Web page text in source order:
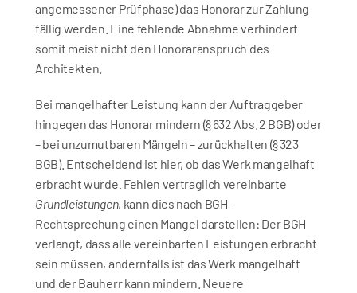
angemessener Prüfphase) das Honorar zur Zahlung
fällig werden. Eine fehlende Abnahme verhindert
somit meist nicht den Honoraranspruch des
Architekten.
Bei mangelhafter Leistung kann der Auftraggeber
hingegen das Honorar mindern (§ 632 Abs. 2 BGB) oder
– bei unzumutbaren Mängeln – zurückhalten (§ 323
BGB). Entscheidend ist hier, ob das Werk mangelhaft
Grundleistungen, kann dies nach BGH-
Rechtsprechung einen Mangel darstellen: Der BGH
verlangt, dass alle vereinbarten Leistungen erbracht
sein müssen, andernfalls ist das Werk mangelhaft
und der Bauherr kann mindern. Neuere